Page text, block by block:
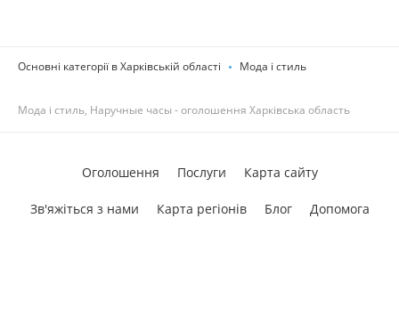
Основні категорії в Харківській області Мода і стиль
Мода і стиль, Наручные часы - оголошення Харківська область
Оголошення Послуги Карта сайту
Зв'яжіться з нами Карта регіонів Блог Допомога